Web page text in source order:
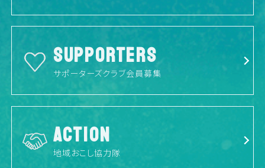
SUPPORTERS
サポーターズクラブ会員募集
ACTION
地域おこし協力隊